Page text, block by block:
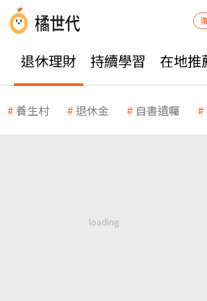
退休理財 持續學習 在地推
養生村 退休金 自書遺囑